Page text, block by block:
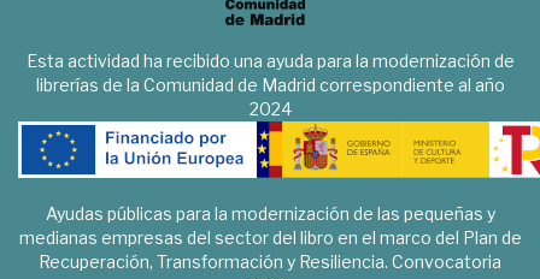
Esta actividad ha recibido una ayuda para la modernización de
librerías de la Comunidad de Madrid correspondiente al año
2024
Ayudas públicas para la modernización de las pequeñas y
medianas empresas del sector del libro en el marco del Plan de
Recuperación, Transformación y Resiliencia. Convocatoria